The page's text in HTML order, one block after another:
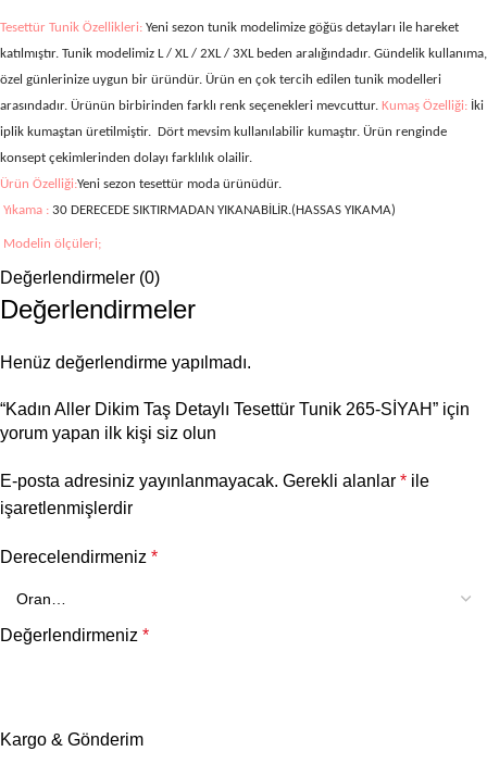
Tesettür Tunik Özellikleri: Yeni sezon tunik modelimize göğüs detayları ile hareket
katılmıştır. Tunik modelimiz L / XL / 2XL / 3XL beden aralığındadır. Gündelik kullanıma,
özel günlerinize uygun bir üründür. Ürün en çok tercih edilen tunik modelleri
arasındadır. Ürünün birbirinden farklı renk seçenekleri mevcuttur. Kumaş Özelliği: İki
iplik kumaştan üretilmiştir.
Dört mevsim kullanılabilir kumaştır. Ürün renginde
konsept çekimlerinden dolayı farklılık olailir.
Ürün Özelliği:Yeni sezon tesettür moda ürünüdür.
Yıkama : 30 DERECEDE SIKTIRMADAN YIKANABİLİR.(HASSAS YIKAMA)
Modelin ölçüleri;
Boy: 169 cm Göğüs: 99 cm, Bel: 84, Basen:113 cm, Kilo: 70-72 kg. (Modelin
üzerindeki ürün L bedendir.)
Değerlendirmeler (0)
Değerlendirmeler
Henüz değerlendirme yapılmadı.
“Kadın Aller Dikim Taş Detaylı Tesettür Tunik 265-SİYAH” için
yorum yapan ilk kişi siz olun
E-posta adresiniz yayınlanmayacak. Gerekli alanlar * ile
işaretlenmişlerdir
Derecelendirmeniz *
Değerlendirmeniz *
Kargo & Gönderim